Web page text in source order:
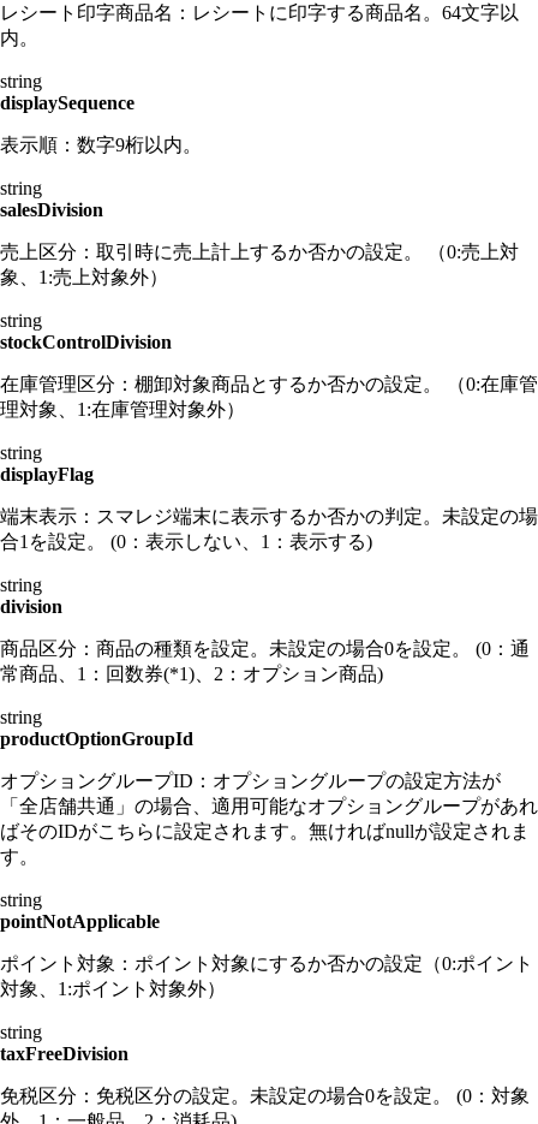
レシート印字商品名：レシートに印字する商品名。64文字以
内。
string
displaySequence
表示順：数字9桁以内。
string
salesDivision
売上区分：取引時に売上計上するか否かの設定。 （0:売上対
象、1:売上対象外）
string
stockControlDivision
在庫管理区分：棚卸対象商品とするか否かの設定。 （0:在庫管
理対象、1:在庫管理対象外）
string
displayFlag
端末表示：スマレジ端末に表示するか否かの判定。未設定の場
合1を設定。 (0：表示しない、1：表示する)
string
division
商品区分：商品の種類を設定。未設定の場合0を設定。 (0：通
常商品、1：回数券(*1)、2：オプション商品)
string
productOptionGroupId
オプショングループID：オプショングループの設定方法が
「全店舗共通」の場合、適用可能なオプショングループがあれ
ばそのIDがこちらに設定されます。無ければnullが設定されま
す。
string
pointNotApplicable
ポイント対象：ポイント対象にするか否かの設定（0:ポイント
対象、1:ポイント対象外）
string
taxFreeDivision
免税区分：免税区分の設定。未設定の場合0を設定。 (0：対象